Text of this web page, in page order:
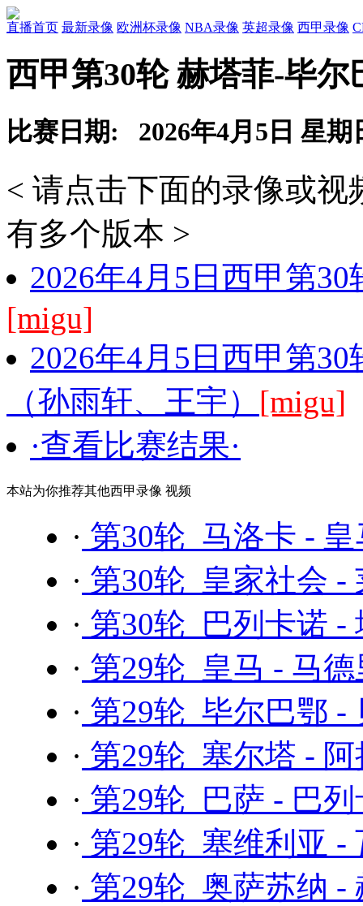
直播首页 最新录像 欧洲杯录像 NBA录像 英超录像 西甲录像
西甲第30轮 赫塔菲-毕
比赛日期: 2026年4月5日 星期
< 请点击下面的录像或
有多个版本 >
2026年4月5日西甲第
[migu]
2026年4月5日西甲第
（孙雨轩、王宇） [migu]
·查看比赛结果·
本站为你推荐其他西甲录像 视频
· 第30轮 马洛卡 -
· 第30轮 皇家社会 -
· 第30轮 巴列卡诺 -
· 第29轮 皇马 - 马
· 第29轮 毕尔巴鄂 -
· 第29轮 塞尔塔 -
· 第29轮 巴萨 - 巴
· 第29轮 塞维利亚 -
· 第29轮 奥萨苏纳 -